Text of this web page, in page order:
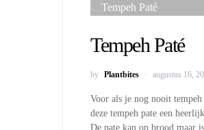
Tempeh Paté
by Plantbites augustus 16,
Voor als je nog nooit
deze tempeh pate een
De pate kan op brood maar